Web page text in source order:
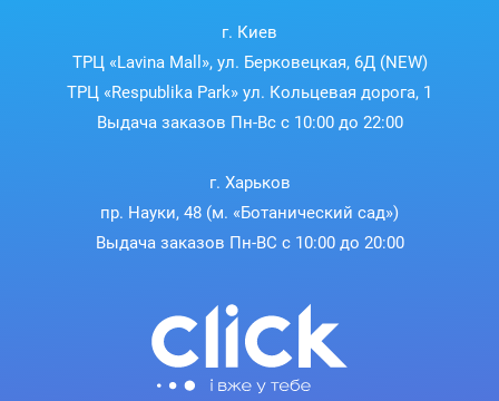
г. Киев
ТРЦ «Lavina Mall», ул. Берковецкая, 6Д (NEW)
ТРЦ «Respublika Park» ул. Кольцевая дорога, 1
Выдача заказов Пн-Вс с 10:00 до 22:00
г. Харьков
пр. Науки, 48 (м. «Ботанический сад»)
Выдача заказов Пн-ВС с 10:00 до 20:00